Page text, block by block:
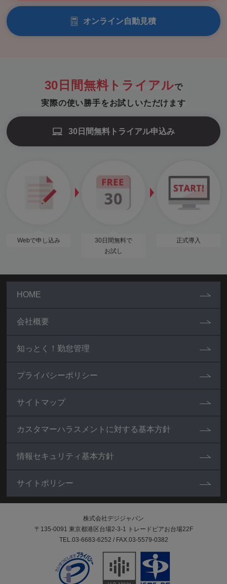
オンライン自動見積
30日間無料トライアルで
実際の使い勝手をお試しいただけます
30日間無料トライアル申込み
Webで申し込み
30日間無料で
お試し
正式導入
HOME
会社概要
知っとく！勤怠管理
情報セキュリティ基本方針
サイトポリシー
プライバシーポリシー
サイトマップ
カスタマーハラスメントに対する基本方針
株式会社デジジャパン
〒135-0091 東京都港区台場2-3-1 トレードピアお台場22F
TEL.03-6683-6252 / FAX.03-5579-0382